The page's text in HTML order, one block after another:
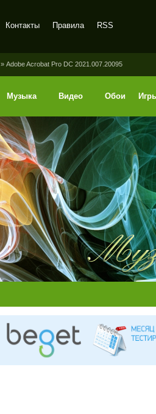
Контакты Правила RSS
» Adobe Acrobat Pro DC 2021.007.20095
Музыка Видео Обои